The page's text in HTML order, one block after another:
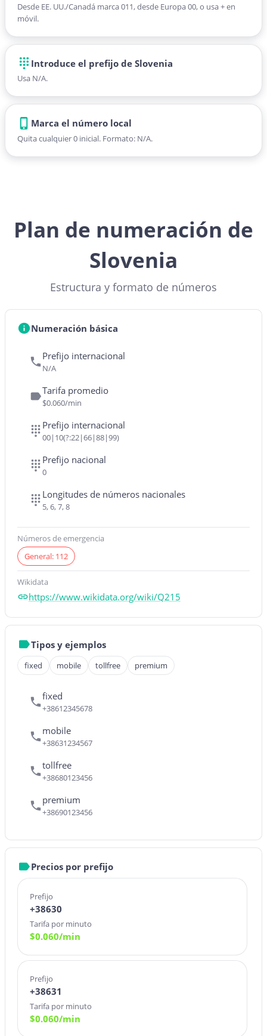
Desde EE. UU./Canadá marca 011, desde Europa 00, o usa + en
móvil.
Introduce el prefijo de Slovenia
Usa N/A.
Marca el número local
Quita cualquier 0 inicial. Formato: N/A.
Plan de numeración de
Slovenia
Estructura y formato de números
Numeración básica
Prefijo internacional
N/A
Tarifa promedio
$0.060/min
Prefijo internacional
00|10(?:22|66|88|99)
Prefijo nacional
0
Longitudes de números nacionales
5, 6, 7, 8
Números de emergencia
General: 112
Wikidata
https://www.wikidata.org/wiki/Q215
Tipos y ejemplos
fixed mobile tollfree premium
fixed
+38612345678
mobile
+38631234567
tollfree
+38680123456
premium
+38690123456
Precios por prefijo
Prefijo
+38630
Tarifa por minuto
$0.060/min
Prefijo
+38631
Tarifa por minuto
$0.060/min